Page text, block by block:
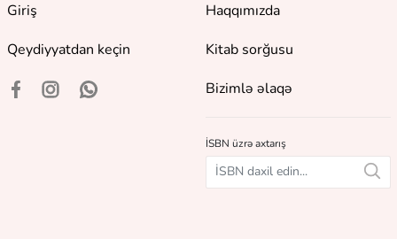
Giriş
Qeydiyyatdan keçin
Haqqımızda
Kitab sorğusu
Bizimlə əlaqə
İSBN üzrə axtarış